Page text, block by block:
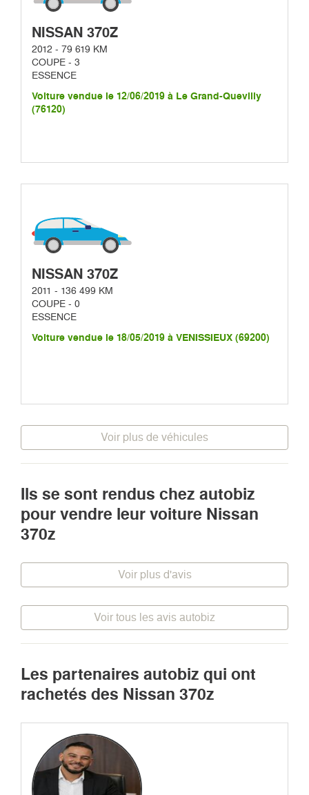
NISSAN 370Z
2012 - 79 619 KM
COUPE - 3
ESSENCE
Voiture vendue le 12/06/2019 à Le Grand-Quevilly
(76120)
NISSAN 370Z
2011 - 136 499 KM
COUPE - 0
ESSENCE
Voiture vendue le 18/05/2019 à VENISSIEUX (69200)
Voir plus de véhicules
Ils se sont rendus chez autobiz
pour vendre leur voiture Nissan
370z
Voir plus d'avis
Voir tous les avis autobiz
Les partenaires autobiz qui ont
rachetés des Nissan 370z